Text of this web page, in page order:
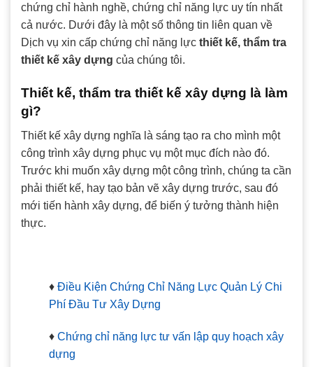
chứng chỉ hành nghề, chứng chỉ năng lực uy tín nhất
cả nước. Dưới đây là một số thông tin liên quan về
Dịch vụ xin cấp chứng chỉ năng lực thiết kế, thẩm tra
thiết kế xây dựng của chúng tôi.
Thiết kế, thẩm tra thiết kế xây dựng là làm
gì?
Thiết kế xây dựng nghĩa là sáng tạo ra cho mình một
công trình xây dựng phục vụ một mục đích nào đó.
Trước khi muốn xây dựng một công trình, chúng ta cần
phải thiết kế, hay tạo bản vẽ xây dựng trước, sau đó
mới tiến hành xây dựng, để biến ý tưởng thành hiện
thực.
♦ Điều Kiện Chứng Chỉ Năng Lực Quản Lý Chi
Phí Đầu Tư Xây Dựng
♦ Chứng chỉ năng lực tư vấn lập quy hoạch xây
dựng